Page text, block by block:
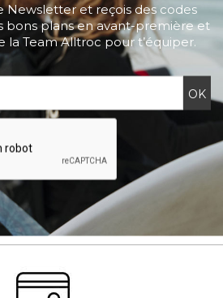
Newsletter et reçois des codes
bons plans en avant-première et
la Team Alltroc pour t’équiper.